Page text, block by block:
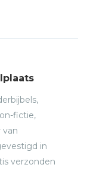
fictie,
van
in
verzonden